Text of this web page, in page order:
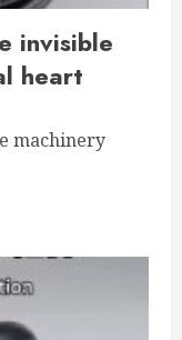
invisible
heart
machinery